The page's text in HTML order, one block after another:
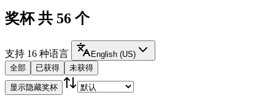
奖杯共 56 个
支持 16 种语言
English (US)
全部
已获得 未获得
显示隐藏奖杯